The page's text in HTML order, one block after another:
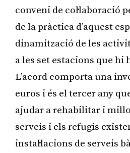
conveni de col·laboració
de la pràctica d’aquest
dinamització de les
a les set estacions que hi
L’acord comporta una
euros i és el tercer any
ajudar a rehabilitar i
serveis i els refugis
instal·lacions de serveis